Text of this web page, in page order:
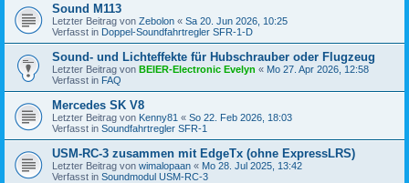
Sound M113
Letzter Beitrag von Zebolon « Sa 20. Jun 2026, 10:25
Verfasst in Doppel-Soundfahrtregler SFR-1-D
Sound- und Lichteffekte für Hubschrauber oder Flugzeug
Letzter Beitrag von BEIER-Electronic Evelyn « Mo 27. Apr 2026, 12:58
Verfasst in FAQ
Mercedes SK V8
Letzter Beitrag von Kenny81 « So 22. Feb 2026, 18:03
Verfasst in Soundfahrtregler SFR-1
USM-RC-3 zusammen mit EdgeTx (ohne ExpressLRS)
Letzter Beitrag von wimalopaan « Mo 28. Jul 2025, 13:42
Verfasst in Soundmodul USM-RC-3